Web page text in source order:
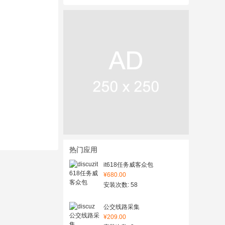
热门应用
it618任务威客众包
¥680.00
安装次数: 58
公交线路采集
¥209.00